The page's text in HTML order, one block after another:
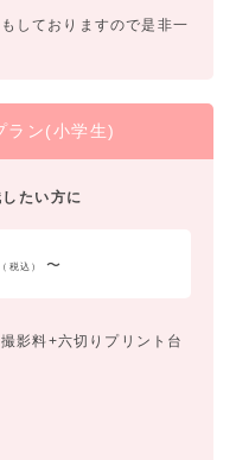
しておりますので是非一
ラン(小学生)
たい方に
税込） 〜
影料+六切りプリント台